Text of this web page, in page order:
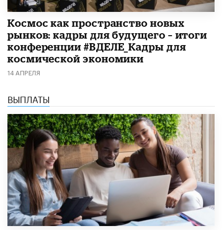
Космос как пространство новых
рынков: кадры для будущего – итоги
конференции #ВДЕЛЕ_Кадры для
космической экономики
14 АПРЕЛЯ
ВЫПЛАТЫ